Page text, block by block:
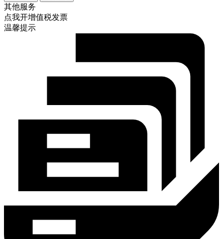
其他服务
点我开增值税发票
温馨提示